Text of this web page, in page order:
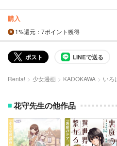
購入
1%還元 ：7ポイント獲得
ポスト LINEで送る
Renta! 少女漫画 KADOKAWA いろ
花守先生の他作品